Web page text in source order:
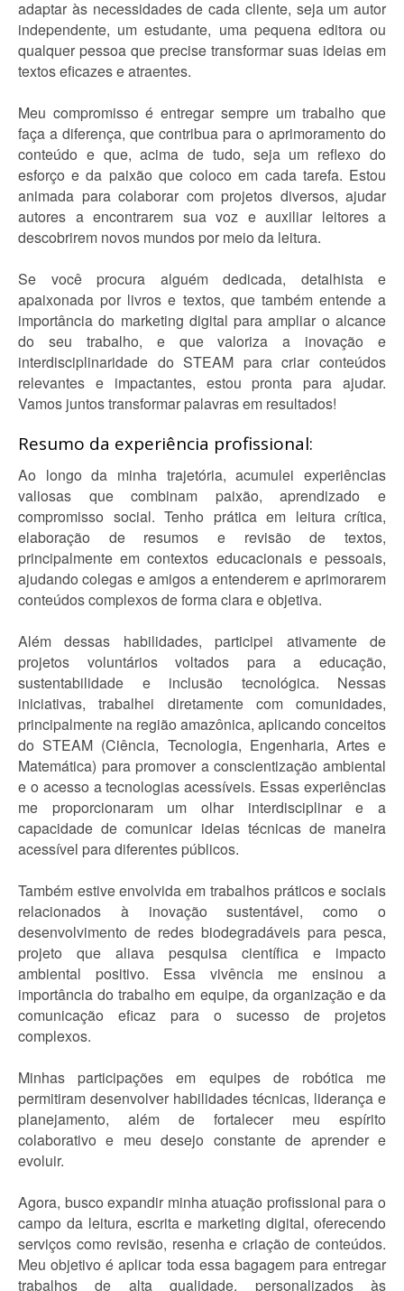
adaptar às necessidades de cada cliente, seja um autor
independente, um estudante, uma pequena editora ou
qualquer pessoa que precise transformar suas ideias em
textos eficazes e atraentes.
Meu compromisso é entregar sempre um trabalho que
faça a diferença, que contribua para o aprimoramento do
conteúdo e que, acima de tudo, seja um reflexo do
esforço e da paixão que coloco em cada tarefa. Estou
animada para colaborar com projetos diversos, ajudar
autores a encontrarem sua voz e auxiliar leitores a
descobrirem novos mundos por meio da leitura.
Se você procura alguém dedicada, detalhista e
apaixonada por livros e textos, que também entende a
importância do marketing digital para ampliar o alcance
do seu trabalho, e que valoriza a inovação e
interdisciplinaridade do STEAM para criar conteúdos
relevantes e impactantes, estou pronta para ajudar.
Vamos juntos transformar palavras em resultados!
Resumo da experiência profissional:
Ao longo da minha trajetória, acumulei experiências
valiosas que combinam paixão, aprendizado e
compromisso social. Tenho prática em leitura crítica,
elaboração de resumos e revisão de textos,
principalmente em contextos educacionais e pessoais,
ajudando colegas e amigos a entenderem e aprimorarem
conteúdos complexos de forma clara e objetiva.
Além dessas habilidades, participei ativamente de
projetos voluntários voltados para a educação,
sustentabilidade e inclusão tecnológica. Nessas
iniciativas, trabalhei diretamente com comunidades,
principalmente na região amazônica, aplicando conceitos
do STEAM (Ciência, Tecnologia, Engenharia, Artes e
Matemática) para promover a conscientização ambiental
e o acesso a tecnologias acessíveis. Essas experiências
me proporcionaram um olhar interdisciplinar e a
capacidade de comunicar ideias técnicas de maneira
acessível para diferentes públicos.
Também estive envolvida em trabalhos práticos e sociais
relacionados à inovação sustentável, como o
desenvolvimento de redes biodegradáveis para pesca,
projeto que aliava pesquisa científica e impacto
ambiental positivo. Essa vivência me ensinou a
importância do trabalho em equipe, da organização e da
comunicação eficaz para o sucesso de projetos
complexos.
Minhas participações em equipes de robótica me
permitiram desenvolver habilidades técnicas, liderança e
planejamento, além de fortalecer meu espírito
colaborativo e meu desejo constante de aprender e
evoluir.
Agora, busco expandir minha atuação profissional para o
campo da leitura, escrita e marketing digital, oferecendo
serviços como revisão, resenha e criação de conteúdos.
Meu objetivo é aplicar toda essa bagagem para entregar
trabalhos de alta qualidade, personalizados às